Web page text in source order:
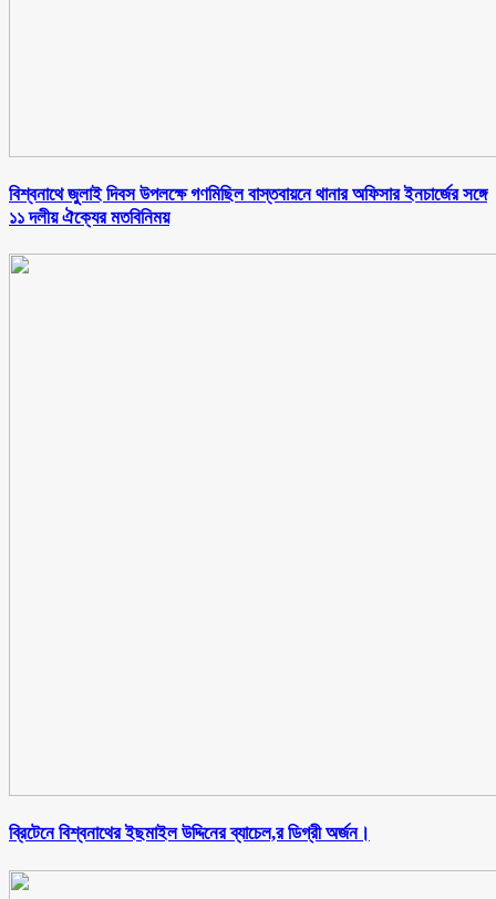
বিশ্বনাথে জুলাই দিবস উপলক্ষে গণমিছিল বাস্তবায়নে থানার অফিসার ইনচার্জের সঙ্গে
১১ দলীয় ঐক্যের মতবিনিময়
ব্রিটেনে বিশ্বনাথের ইছমাইল উদ্দিনের ব্যাচেল,র ডিগ্রী অর্জন।